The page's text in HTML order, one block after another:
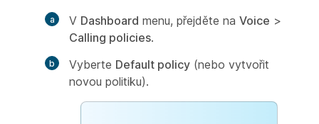
V Dashboard menu, přejděte na Voice >
Calling policies.
Vyberte Default policy (nebo vytvořit
novou politiku).